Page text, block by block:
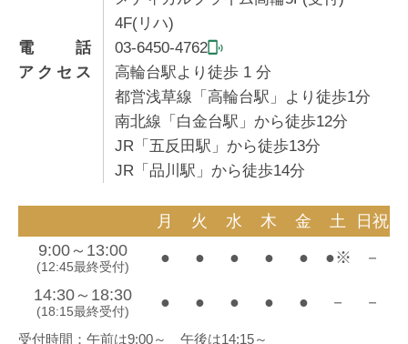
4F(リハ)
電話
03-6450-4762
アクセス
高輪台駅より徒歩 1 分
都営浅草線「高輪台駅」より徒歩1分
南北線「白金台駅」から徒歩12分
JR「五反田駅」から徒歩13分
JR「品川駅」から徒歩14分